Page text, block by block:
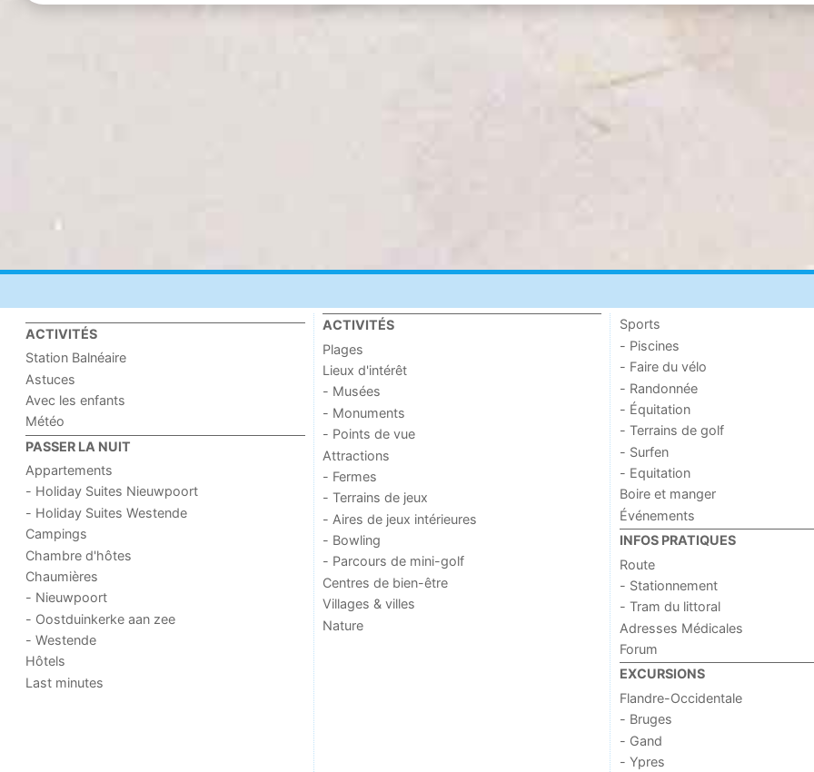
ACTIVITÉS
Station Balnéaire
Astuces
Avec les enfants
Météo
PASSER LA NUIT
Appartements
- Holiday Suites Nieuwpoort
- Holiday Suites Westende
Campings
Chambre d'hôtes
Chaumières
- Nieuwpoort
- Oostduinkerke aan zee
- Westende
Hôtels
Last minutes
ACTIVITÉS
Plages
Lieux d'intérêt
- Musées
- Monuments
- Points de vue
Attractions
- Fermes
- Terrains de jeux
- Aires de jeux intérieures
- Bowling
- Parcours de mini-golf
Centres de bien-être
Villages & villes
Nature
Sports
- Piscines
- Faire du vélo
- Randonnée
- Équitation
- Terrains de golf
- Surfen
- Equitation
Boire et manger
Événements
INFOS PRATIQUES
Route
- Stationnement
- Tram du littoral
Adresses Médicales
Forum
EXCURSIONS
Flandre-Occidentale
- Bruges
- Gand
- Ypres